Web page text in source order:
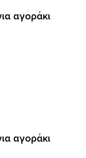
αγοράκι
αγοράκι